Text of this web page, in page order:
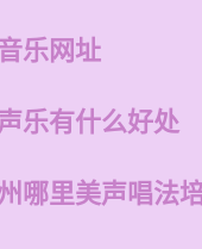
乐网址
乐有什么好处
哪里美声唱法